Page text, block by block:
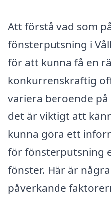
Att förstå vad som
fönsterputsning i
för att kunna få en
konkurrenskraftig
variera beroende
det är viktigt att
kunna göra ett
för fönsterputsning
fönster. Här är
påverkande